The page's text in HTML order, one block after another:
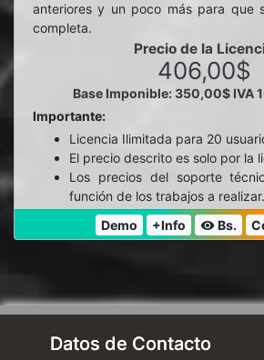
anteriores y un poco más para que
completa.
Precio de la
406,00$
Base Imponible: 350,00$ IVA
Importante:
Licencia Ilimitada para 20
El precio descrito es solo por la
Los precios del soporte
función de los trabajos a realizar.
Demo
+Info visibilityBs.
Datos de Contacto